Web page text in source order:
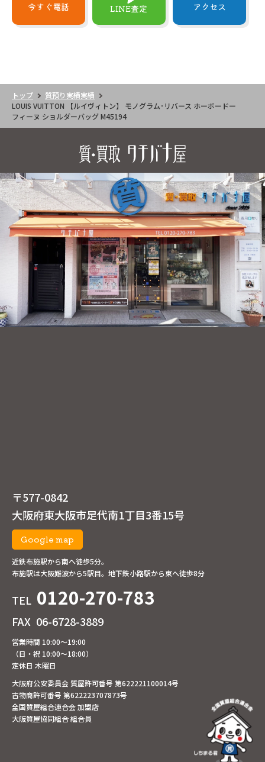
今すぐ電話 LINE査定 アクセス
トップ
質預り実績実績
LOUIS VUITTON 【ルイヴィトン】 モノグラム･リバース ホーボードー
フィーヌ ショルダーバッグ M45194
〒577-0842
大阪府東大阪市足代南1丁目3番15号
Google map
近鉄布施駅から南へ徒歩5分。
布施駅は大阪難波から5駅目。地下鉄小路駅から東へ徒歩8分
TEL 0120-270-783
FAX 06-6728-3889
営業時間 10:00～19:00
（日・祝 10:00～18:00）
定休日 木曜日
大阪府公安委員会 質屋許可番号 第622221100014号
古物商許可番号 第622223707873号
全国質屋組合連合会 加盟店
大阪質屋協同組合 組合員